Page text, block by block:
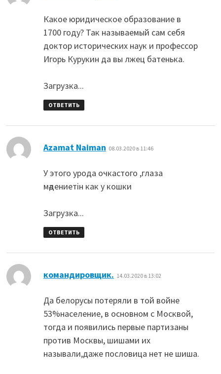
Какое юридическое образование в
1700 году? Так называемый сам себя
доктор исторических наук и профессор
Игорь Курукин да вы лжец батенька.
Загрузка...
ОТВЕТИТЬ
Azamat Naiman 08.03.2020 в 11:46
У этого урода очкастого ,глаза
мәдениетін как у кошки
Загрузка...
ОТВЕТИТЬ
командировщик. 14.03.2020 в 13:02
Да белорусы потеряли в той войне
53%население, в основном с Москвой,
тогда и появились первые партизаны
против Москвы, шишами их
называли,даже пословица нет не шиша.